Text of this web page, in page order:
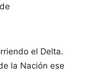
el Delta.
la Nación ese